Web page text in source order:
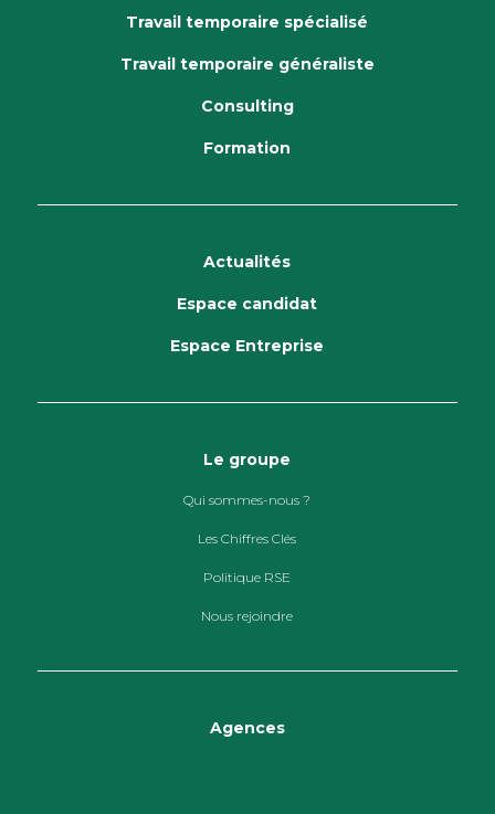
Travail temporaire spécialisé
Travail temporaire généraliste
Consulting
Formation
Actualités
Espace candidat
Espace Entreprise
Le groupe
Qui sommes-nous ?
Les Chiffres Clés
Politique RSE
Nous rejoindre
Agences